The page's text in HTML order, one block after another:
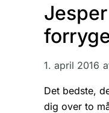
1. april 2016
Det bedste,
dig over to